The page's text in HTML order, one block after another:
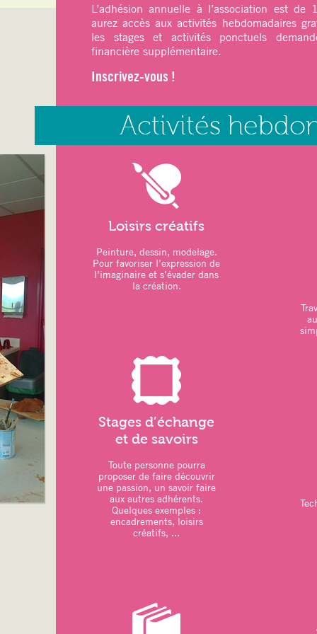
ATELIERS DU MOIS:
–Art thérapie : Modelage
– Jeux de Société
–
Repas de Noël participatif des
–Vacances scolaires :
26 novembre 2025
Novembre 2025
–Art thérapie: Modelage
–Sports
–dessin/peinture
vannerie
–couture
11 octobre 2025
Octobre 2025
ATELIERS DU MOIS
–Art thérapie: Modelage
–Sports: Pilates – Qi Gong
. une séance de Qi Gong prévue en
. Atelier artistique animé par
L’adhésion annuelle à l’association est
aurez accès aux activités hebdomadaires
les stages et activités ponctuels
financière supplémentaire.
Inscrivez-vous !
Activités
Loisirs créatifs
Peinture, dessin, modelage.
Pour favoriser l’expression de
l’imaginaire et s’évader dans
la création.
Stages d’échange
et de savoirs
Toute personne pourra
proposer de faire découvrir
une passion, un savoir faire
aux autres adhérents.
Quelques exemples :
encadrements, loisirs
créatifs, ...